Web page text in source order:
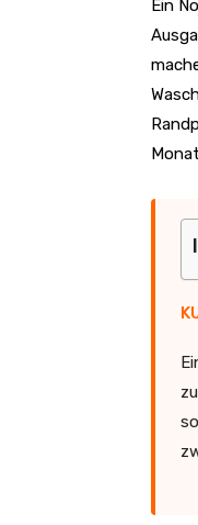
Ein